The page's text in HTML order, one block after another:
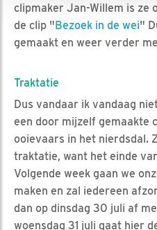
clipmaker Jan-Willem is ze
de clip "Bezoek in de wei"
gemaakt en weer verder
Traktatie
Dus vandaar ik vandaag
een door mijzelf gemaakte
ooievaars in het nierdsdal.
traktatie, want het einde
Volgende week gaan we
maken en zal iedereen
dan op dinsdag 30 juli af
woensdag 31 juli gaat hier